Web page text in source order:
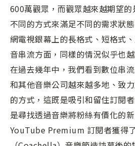
600萬觀眾，而觀眾越來越期望
不同的方式來滿足不同的需求狀
網電視銀幕上的長格式、短格式
音串流方面，同樣的情況似乎也
在過去幾年中，我們看到數位串流
和其他音樂公司越來越多地、致
的方式，這既是吸引和留住訂閱
是尋找透過音樂將粉絲有價化的
YouTube Premium 訂閱者獲得